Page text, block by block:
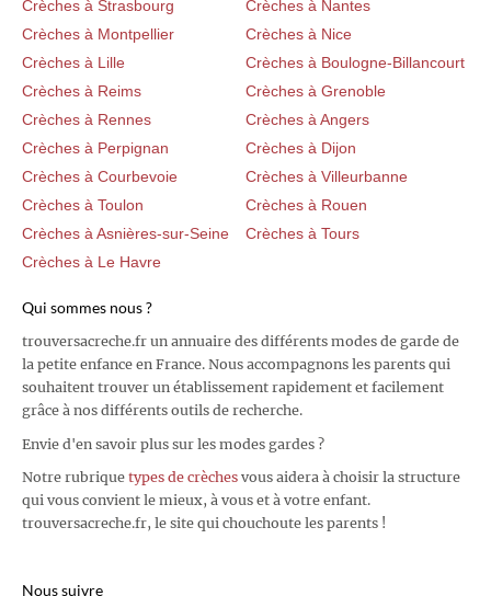
Crèches à Strasbourg
Crèches à Nantes
Crèches à Montpellier
Crèches à Nice
Crèches à Lille
Crèches à Boulogne-Billancourt
Crèches à Reims
Crèches à Grenoble
Crèches à Rennes
Crèches à Angers
Crèches à Perpignan
Crèches à Dijon
Crèches à Courbevoie
Crèches à Villeurbanne
Crèches à Toulon
Crèches à Rouen
Crèches à Asnières-sur-Seine
Crèches à Tours
Crèches à Le Havre
Qui sommes nous ?
trouversacreche.fr un annuaire des différents modes de garde de
la petite enfance en France. Nous accompagnons les parents qui
souhaitent trouver un établissement rapidement et facilement
grâce à nos différents outils de recherche.
Envie d'en savoir plus sur les modes gardes ?
Notre rubrique types de crèches vous aidera à choisir la structure
qui vous convient le mieux, à vous et à votre enfant.
trouversacreche.fr, le site qui chouchoute les parents !
Nous suivre